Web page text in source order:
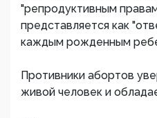
"репродуктивным
представляется как
каждым рожденным
Противники абортов
живой человек и